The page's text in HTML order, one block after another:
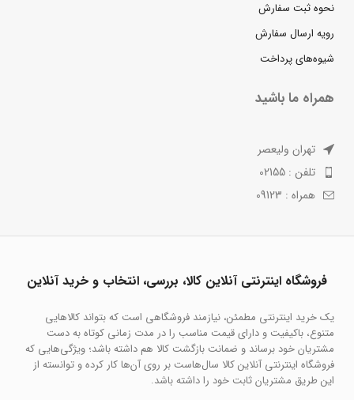
نحوه ثبت سفارش
رویه ارسال سفارش
شیوه‌های پرداخت
همراه ما باشید
تهران ولیعصر
تلفن : 02155
همراه : 09123
فروشگاه اینترنتی آنلاین کالا، بررسی، انتخاب و خرید آنلاین
یک خرید اینترنتی مطمئن، نیازمند فروشگاهی است که بتواند کالاهایی
متنوع، باکیفیت و دارای قیمت مناسب را در مدت زمانی کوتاه به دست
مشتریان خود برساند و ضمانت بازگشت کالا هم داشته باشد؛ ویژگی‌هایی که
فروشگاه اینترنتی آنلاین کالا سال‌هاست بر روی آن‌ها کار کرده و توانسته از
این طریق مشتریان ثابت خود را داشته باشد.